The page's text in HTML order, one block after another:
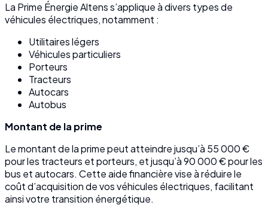
La Prime Énergie Altens s’applique à divers types de
véhicules électriques, notamment :
Utilitaires légers
Véhicules particuliers
Porteurs
Tracteurs
Autocars
Autobus
Montant de la prime
Le montant de la prime peut atteindre jusqu’à 55 000 €
pour les tracteurs et porteurs, et jusqu’à 90 000 € pour les
bus et autocars. Cette aide financière vise à réduire le
coût d’acquisition de vos véhicules électriques, facilitant
ainsi votre transition énergétique.